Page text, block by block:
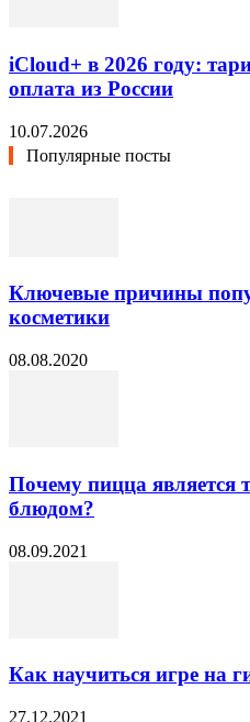
iCloud+ в 2026 году:
оплата из России
10.07.2026
Популярные посты
Ключевые причины
косметики
08.08.2020
Почему пицца
блюдом?
08.09.2021
Как научиться игре на
27.12.2021